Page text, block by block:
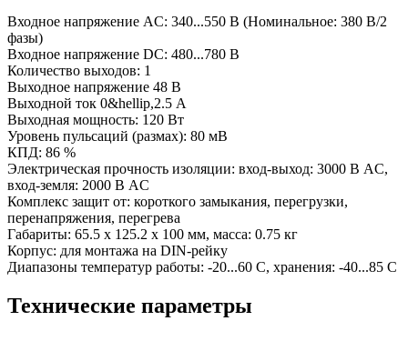
Входное напряжение AC: 340...550 В (Номинальное: 380 В/2
фазы)
Входное напряжение DC: 480...780 В
Количество выходов: 1
Выходное напряжение 48 В
Выходной ток 0&hellip,2.5 А
Выходная мощность: 120 Вт
Уровень пульсаций (размах): 80 мВ
КПД: 86 %
Электрическая прочность изоляции: вход-выход: 3000 В AC,
вход-земля: 2000 В AC
Комплекс защит от: короткого замыкания, перегрузки,
перенапряжения, перегрева
Габариты: 65.5 x 125.2 x 100 мм, масса: 0.75 кг
Корпус: для монтажа на DIN-рейку
Диапазоны температур работы: -20...60 C, хранения: -40...85 C
Технические параметры